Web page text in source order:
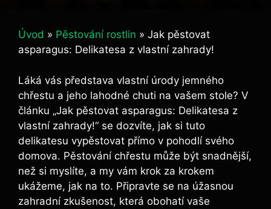
Úvod » Pěstování rostlin » Jak pěstovat
asparagus: Delikatesa z vlastní zahrady!
Láká vás představa vlastní úrody jemného
chřestu a jeho lahodné chuti na vašem stole? V
článku „Jak pěstovat asparagus: Delikatesa z
vlastní zahrady!“ se dozvíte, jak si tuto
delikatesu vypěstovat přímo v pohodlí svého
domova. Pěstování chřestu může být snadnější,
než si myslíte, a my vám krok za krokem
ukážeme, jak na to. Připravte se na úžasnou
zahradní zkušenost, která obohatí vaše